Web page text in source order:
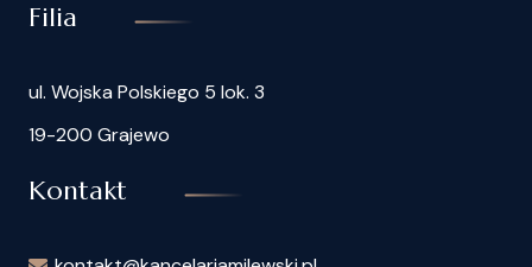
Filia
ul. Wojska Polskiego 5 lok. 3
19-200 Grajewo
Kontakt